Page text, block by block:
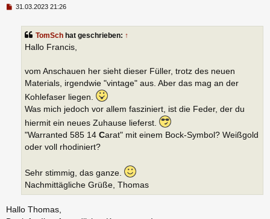
B31.03.2023 21:26
TomSch hat geschrieben: ↑
Hallo Francis,
vom Anschauen her sieht dieser Füller, trotz des neuen
Materials, irgendwie "vintage" aus. Aber das mag an der
Kohlefaser liegen.
Was mich jedoch vor allem fasziniert, ist die Feder, der du
hiermit ein neues Zuhause lieferst.
"Warranted 585 14 Carat" mit einem Bock-Symbol? Weißgold
oder voll rhodiniert?
Sehr stimmig, das ganze.
Nachmittägliche Grüße, Thomas
Hallo Thomas,